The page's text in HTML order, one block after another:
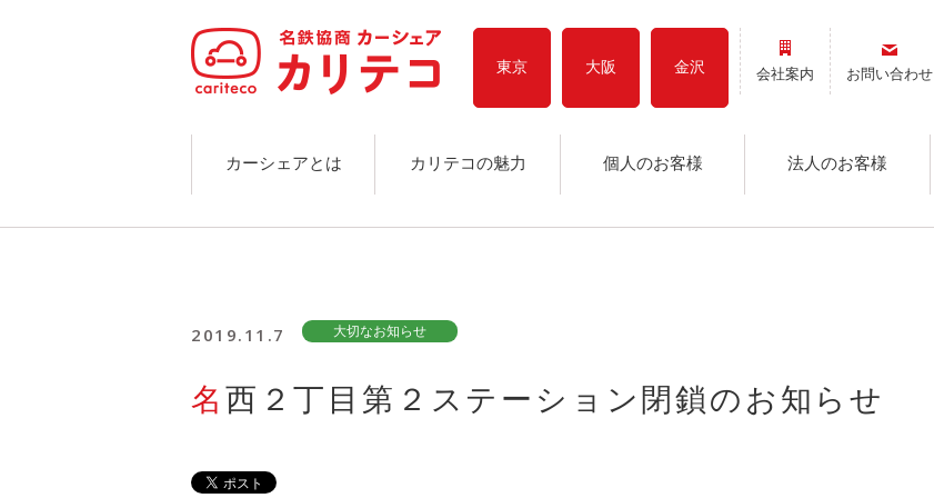
東京 大阪 金沢 会社案内 お問い合わせ
カーシェアとは カリテコの魅力 個人のお客様 法人のお客様
2019.11.7 大切なお知らせ
名西２丁目第２ステーション閉鎖のお知らせ